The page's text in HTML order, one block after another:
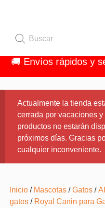
🚚 Envíos rápidos y
Actualmente la tienda
cerrada por vacaciones y
productos no estarán
próximos días. Gracias
cualquier inconveniente.
Inicio / Mascotas /Gatos /
gatos / Royal Canin para